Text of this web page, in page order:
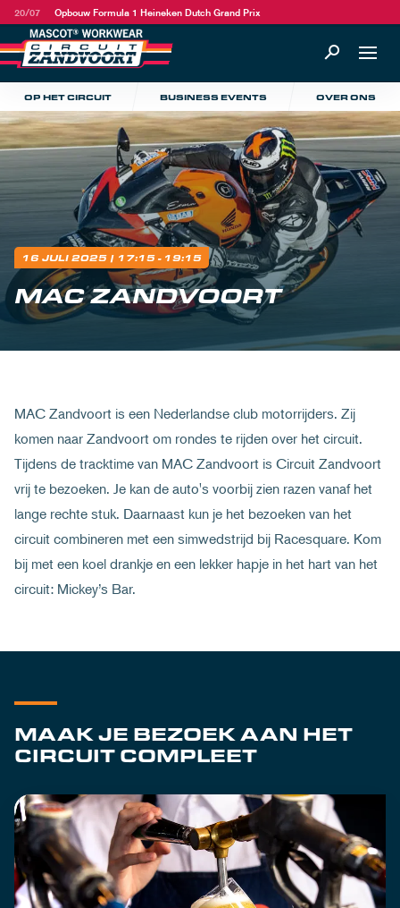
20/07 Opbouw Formula 1 Heineken Dutch Grand Prix
OP HET CIRCUIT BUSINESS EVENTS OVER ONS
16 JULI 2025 | 17:15 - 19:15
MAC ZANDVOORT
MAC Zandvoort is een Nederlandse club motorrijders. Zij
komen naar Zandvoort om rondes te rijden over het circuit.
Tijdens de tracktime van MAC Zandvoort is Circuit Zandvoort
vrij te bezoeken. Je kan de auto's voorbij zien razen vanaf het
lange rechte stuk. Daarnaast kun je het bezoeken van het
circuit combineren met een simwedstrijd bij Racesquare. Kom
bij met een koel drankje en een lekker hapje in het hart van het
circuit: Mickey’s Bar.
MAAK JE BEZOEK AAN HET
CIRCUIT COMPLEET